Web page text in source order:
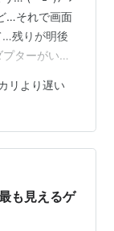
…それで画面
…残りが明後
ターがいつ
ω＇) でもこれ
ると遅くて
うと注文し
とイライラ
に時間かか
リより遅い
も見えるゲ